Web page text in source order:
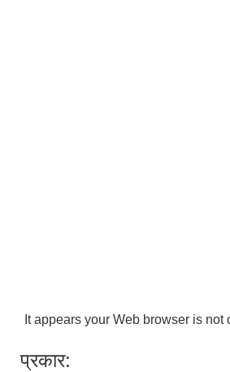
It appears your Web browser is
प्रकार: